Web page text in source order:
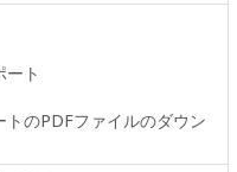
ート
トのPDFファイルのダウン